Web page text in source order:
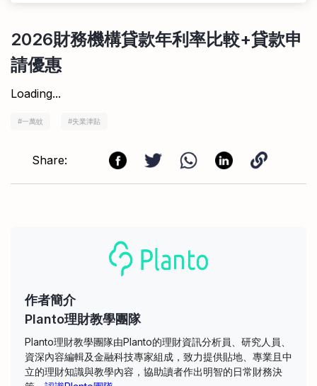
2026財務機構貸款年利率比較+貸款申
請優惠
Loading...
#一萬蚊 #失業津貼
Share:
作者簡介
Planto理財教學團隊
Planto理財教學團隊由Planto的理財資訊分析員、研究人員、
資深內容編輯及金融科技專家組成，致力提供貼地、專業且中
立的理財知識與教學內容，協助讀者作出明智的日常財務決